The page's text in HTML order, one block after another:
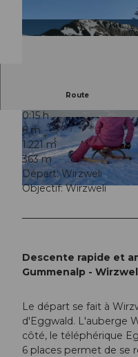
© Luftseilbahn Dallenwil-Wirzweli AG,
© Luftseilbahn Dallenwil-Wirzweli AG,
ahn Dallenwil-Wirzweli AG |
Route
0:15 h
6 m
1.221 m
363 m
Départ: Wirzweli
Objectif: Wirzweli
Descente rapide et
Gummenalp -
Le départ se fait à
d'Eggwald. L'auberge
côté, le téléphérique
6 places permet de se